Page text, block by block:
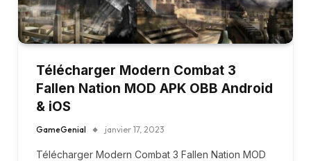
Télécharger Modern Combat 3
Fallen Nation MOD APK OBB Android
& iOS
GameGenial janvier 17, 2023
Télécharger Modern Combat 3 Fallen Nation MOD